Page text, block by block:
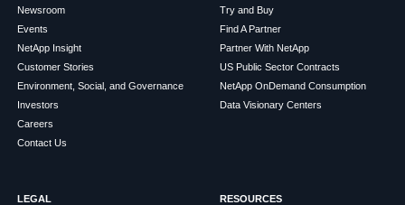
Newsroom
Events
NetApp Insight
Customer Stories
Environment, Social, and Governance
Investors
Careers
Contact Us
Try and Buy
Find A Partner
Partner With NetApp
US Public Sector Contracts
NetApp OnDemand Consumption
Data Visionary Centers
LEGAL
RESOURCES